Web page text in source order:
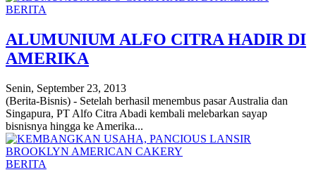
BERITA
ALUMUNIUM ALFO CITRA HADIR DI
AMERIKA
Senin, September 23, 2013
(Berita-Bisnis) - Setelah berhasil menembus pasar Australia dan
Singapura, PT Alfo Citra Abadi kembali melebarkan sayap
bisnisnya hingga ke Amerika...
BERITA